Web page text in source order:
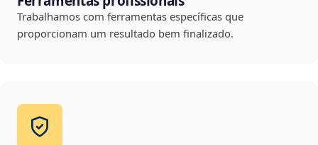
Trabalhamos com ferramentas específicas que
proporcionam um resultado bem finalizado.